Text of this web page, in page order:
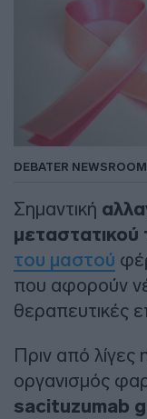
DEBATER NEWSROOM
Σημαντική
μεταστατικού
του μαστού
που αφορούν
θεραπευτικές
Πριν από λίγες
οργανισμός
sacituzumab